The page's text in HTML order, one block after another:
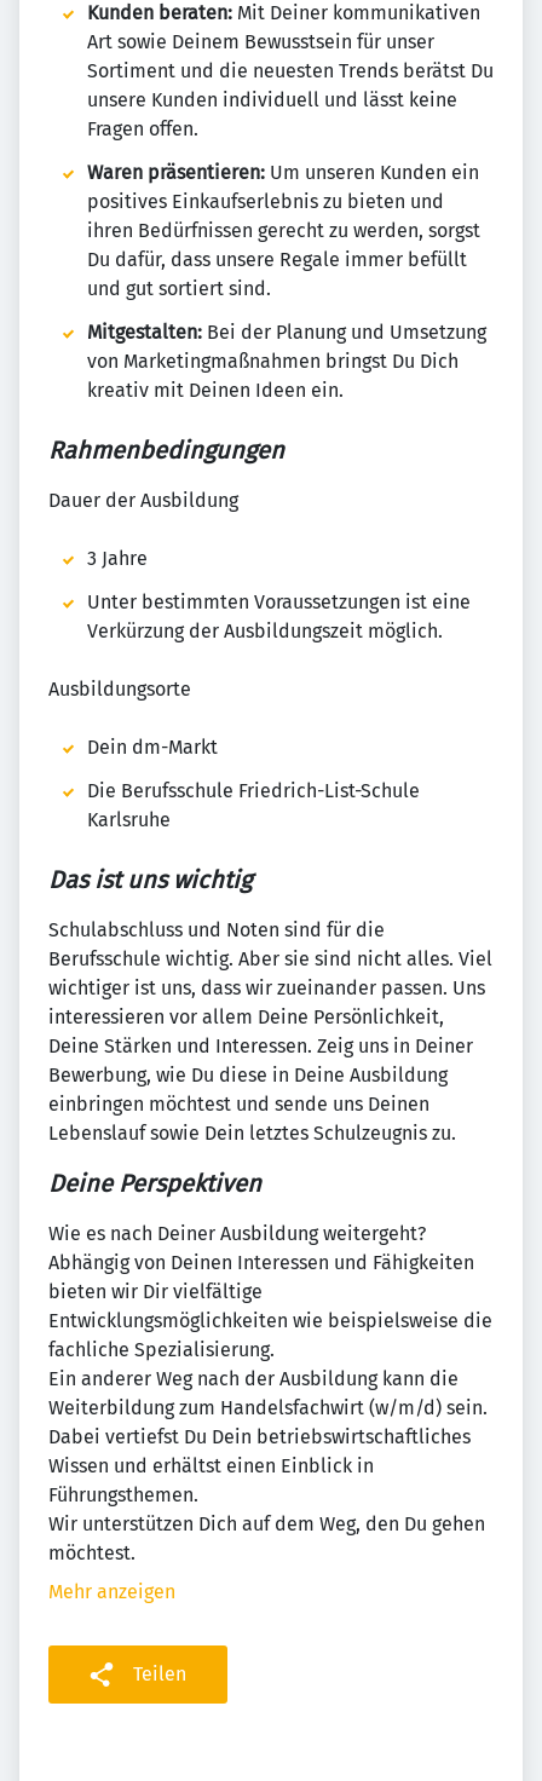
Kunden beraten: Mit Deiner kommunikativen
Art sowie Deinem Bewusstsein für unser
Sortiment und die neuesten Trends berätst Du
unsere Kunden individuell und lässt keine
Fragen offen.
Waren präsentieren: Um unseren Kunden ein
positives Einkaufserlebnis zu bieten und
ihren Bedürfnissen gerecht zu werden, sorgst
Du dafür, dass unsere Regale immer befüllt
und gut sortiert sind.
Mitgestalten: Bei der Planung und Umsetzung
von Marketingmaßnahmen bringst Du Dich
kreativ mit Deinen Ideen ein.
Rahmenbedingungen
Dauer der Ausbildung
3 Jahre
Unter bestimmten Voraussetzungen ist eine
Verkürzung der Ausbildungszeit möglich.
Ausbildungsorte
Dein dm-Markt
Die Berufsschule Friedrich-List-Schule
Karlsruhe
Das ist uns wichtig
Schulabschluss und Noten sind für die
Berufsschule wichtig. Aber sie sind nicht alles. Viel
wichtiger ist uns, dass wir zueinander passen. Uns
interessieren vor allem Deine Persönlichkeit,
Deine Stärken und Interessen. Zeig uns in Deiner
Bewerbung, wie Du diese in Deine Ausbildung
einbringen möchtest und sende uns Deinen
Lebenslauf sowie Dein letztes Schulzeugnis zu.
Deine Perspektiven
Wie es nach Deiner Ausbildung weitergeht?
Abhängig von Deinen Interessen und Fähigkeiten
bieten wir Dir vielfältige
Entwicklungsmöglichkeiten wie beispielsweise die
fachliche Spezialisierung.
Ein anderer Weg nach der Ausbildung kann die
Weiterbildung zum Handelsfachwirt (w/m/d) sein.
Dabei vertiefst Du Dein betriebswirtschaftliches
Wissen und erhältst einen Einblick in
Führungsthemen.
Wir unterstützen Dich auf dem Weg, den Du gehen
möchtest.
Mehr anzeigen
Teilen